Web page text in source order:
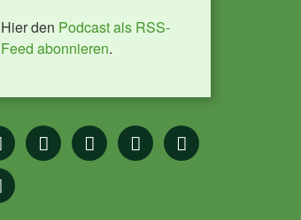
Hier den Podcast als RSS-
Feed abonnieren.